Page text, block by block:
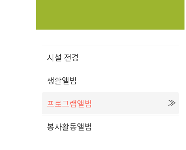
시설 전경
생활앨범
프로그램앨범
봉사활동앨범